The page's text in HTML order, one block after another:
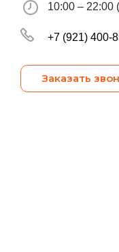
10:00 – 22:00
+7 (921) 400-
Заказать